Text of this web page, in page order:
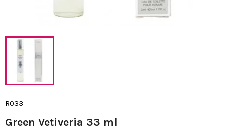
R033
Green Vetiveria 33 ml